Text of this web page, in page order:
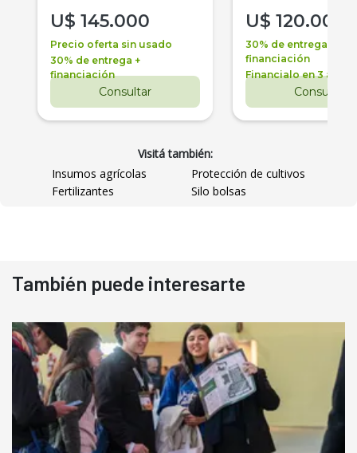
U$ 145.000
Precio oferta sin usado
30% de entrega +
financiación
Consultar
U$ 120.000
30% de entrega +
financiación
Financialo en 3 años
Consultar
Visitá también:
Insumos agrícolas
Protección de cultivos
Fertilizantes
Silo bolsas
También puede interesarte